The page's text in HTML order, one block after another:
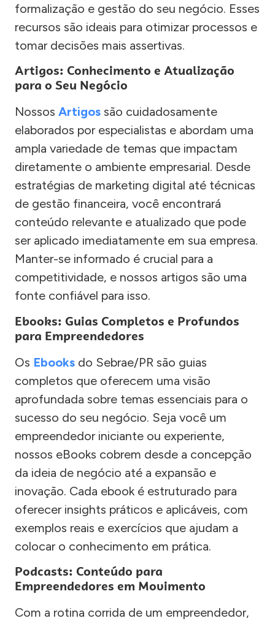
formalização e gestão do seu negócio. Esses
recursos são ideais para otimizar processos e
tomar decisões mais assertivas.
Artigos: Conhecimento e Atualização
para o Seu Negócio
Nossos Artigos são cuidadosamente
elaborados por especialistas e abordam uma
ampla variedade de temas que impactam
diretamente o ambiente empresarial. Desde
estratégias de marketing digital até técnicas
de gestão financeira, você encontrará
conteúdo relevante e atualizado que pode
ser aplicado imediatamente em sua empresa.
Manter-se informado é crucial para a
competitividade, e nossos artigos são uma
fonte confiável para isso.
Ebooks: Guias Completos e Profundos
para Empreendedores
Os Ebooks do Sebrae/PR são guias
completos que oferecem uma visão
aprofundada sobre temas essenciais para o
sucesso do seu negócio. Seja você um
empreendedor iniciante ou experiente,
nossos eBooks cobrem desde a concepção
da ideia de negócio até a expansão e
inovação. Cada ebook é estruturado para
oferecer insights práticos e aplicáveis, com
exemplos reais e exercícios que ajudam a
colocar o conhecimento em prática.
Podcasts: Conteúdo para
Empreendedores em Movimento
Com a rotina corrida de um empreendedor,